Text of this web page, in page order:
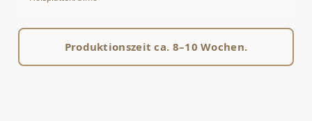
Produktionszeit ca. 8–10 Wochen.